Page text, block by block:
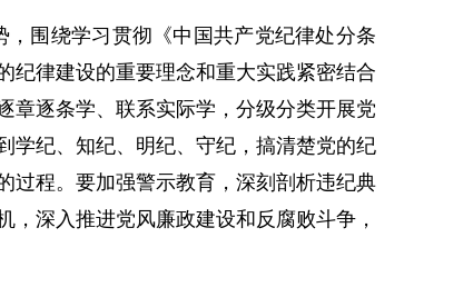
围绕学习贯彻《中国共产党纪律处分条
纪律建设的重要理念和重大实践紧密结合
章逐条学、联系实际学，分级分类开展党
学纪、知纪、明纪、守纪，搞清楚党的纪
过程。要加强警示教育，深刻剖析违纪典
深入推进党风廉政建设和反腐败斗争，